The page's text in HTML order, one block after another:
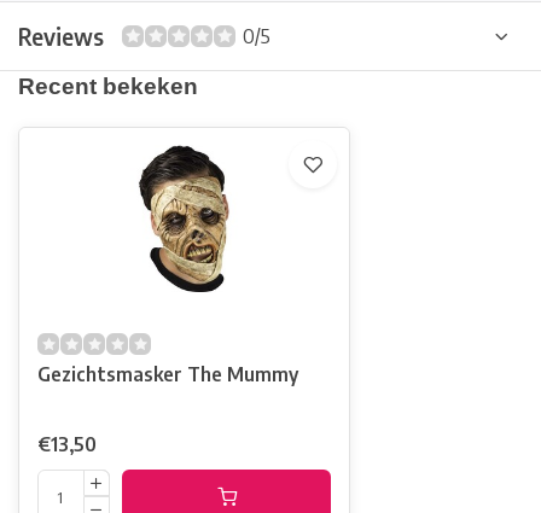
Reviews
0/5
Recent bekeken
Gezichtsmasker The Mummy
€13,50